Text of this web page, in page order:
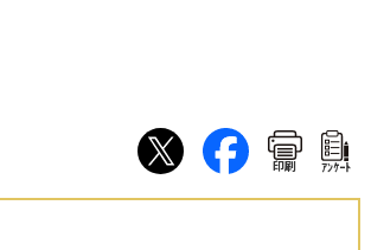
印刷 ｱﾝｹｰﾄ